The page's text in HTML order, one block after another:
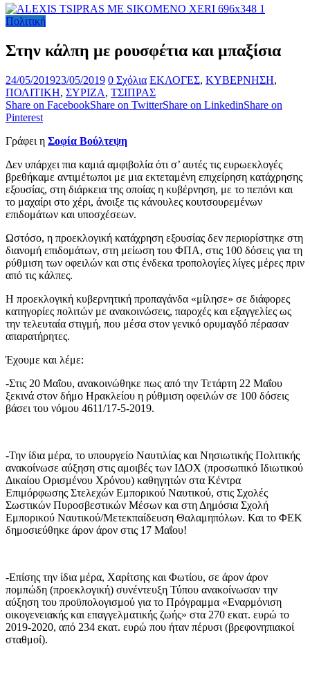
Πολιτική
Στην κάλπη με ρουσφέτια και μπαξίσια
24/05/201923/05/2019 0 Σχόλια ΕΚΛΟΓΕΣ, ΚΥΒΕΡΝΗΣΗ,
ΠΟΛΙΤΙΚΗ, ΣΥΡΙΖΑ, ΤΣΙΠΡΑΣ
Share on FacebookShare on TwitterShare on LinkedinShare on
Pinterest
Γράφει η Σοφία Βούλτεψη
Δεν υπάρχει πια καμιά αμφιβολία ότι σ’ αυτές τις ευρωεκλογές
βρεθήκαμε αντιμέτωποι με μια εκτεταμένη επιχείρηση κατάχρησης
εξουσίας, στη διάρκεια της οποίας η κυβέρνηση, με το πεπόνι και
το μαχαίρι στο χέρι, άνοιξε τις κάνουλες κουτσουρεμένων
επιδομάτων και υποσχέσεων.
Ωστόσο, η προεκλογική κατάχρηση εξουσίας δεν περιορίστηκε στη
διανομή επιδομάτων, στη μείωση του ΦΠΑ, στις 100 δόσεις για τη
ρύθμιση των οφειλών και στις ένδεκα τροπολογίες λίγες μέρες πριν
από τις κάλπες.
Η προεκλογική κυβερνητική προπαγάνδα «μίλησε» σε διάφορες
κατηγορίες πολιτών με ανακοινώσεις, παροχές και εξαγγελίες ως
την τελευταία στιγμή, που μέσα στον γενικό ορυμαγδό πέρασαν
απαρατήρητες.
Έχουμε και λέμε:
-Στις 20 Μαΐου, ανακοινώθηκε πως από την Τετάρτη 22 Μαΐου
ξεκινά στον δήμο Ηρακλείου η ρύθμιση οφειλών σε 100 δόσεις
βάσει του νόμου 4611/17-5-2019.
-Την ίδια μέρα, το υπουργείο Ναυτιλίας και Νησιωτικής Πολιτικής
ανακοίνωσε αύξηση στις αμοιβές των ΙΔΟΧ (προσωπικό Ιδιωτικού
Δικαίου Ορισμένου Χρόνου) καθηγητών στα Κέντρα
Επιμόρφωσης Στελεχών Εμπορικού Ναυτικού, στις Σχολές
Σωστικών Πυροσβεστικών Μέσων και στη Δημόσια Σχολή
Εμπορικού Ναυτικού/Μετεκπαίδευση Θαλαμηπόλων. Και το ΦΕΚ
δημοσιεύθηκε άρον άρον στις 17 Μαΐου!
-Επίσης την ίδια μέρα, Χαρίτσης και Φωτίου, σε άρον άρον
πομπώδη (προεκλογική) συνέντευξη Τύπου ανακοίνωσαν την
αύξηση του προϋπολογισμού για το Πρόγραμμα «Εναρμόνιση
οικογενειακής και επαγγελματικής ζωής» στα 270 εκατ. ευρώ το
2019-2020, από 234 εκατ. ευρώ που ήταν πέρυσι (βρεφονηπιακοί
σταθμοί).